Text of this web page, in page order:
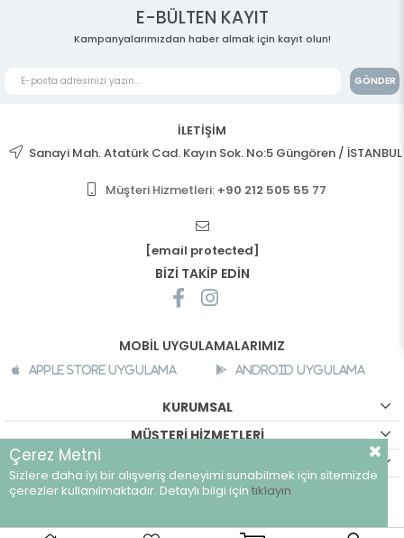
E-BÜLTEN KAYIT
Kampanyalarımızdan haber almak için kayıt olun!
GÖNDER
İLETİŞİM
Sanayi Mah. Atatürk Cad. Kayın Sok. No:5 Güngören / İSTANBUL
Müşteri Hizmetleri: +90 212 505 55 77
[email protected]
BİZİ TAKİP EDİN
MOBİL UYGULAMALARIMIZ
Apple Store Uygulama Android Uygulama
KURUMSAL
MÜŞTERİ HİZMETLERİ
©breeze.com.tr - Tüm hakları saklıdır.
Çerez Metni
Sizlere daha iyi bir alışveriş deneyimi sunabilmek için sitemizde
çerezler kullanılmaktadır. Detaylı bilgi için tıklayın